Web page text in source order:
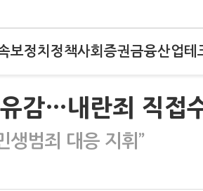
보정치 정책사회 증권금융산업테
감…내란죄 직접
생범죄 대응 지휘”